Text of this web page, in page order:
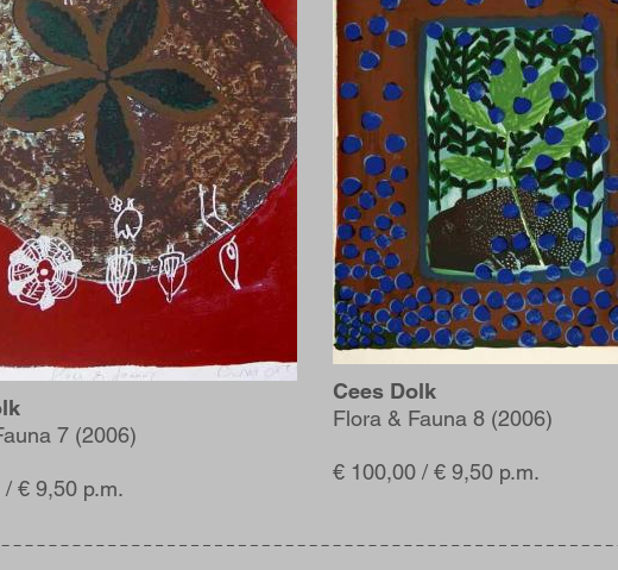
7 (2006)
€ 9,50 p.m.
Cees Dolk
Flora & Fauna 8 (2006)
€ 100,00 / € 9,50 p.m.